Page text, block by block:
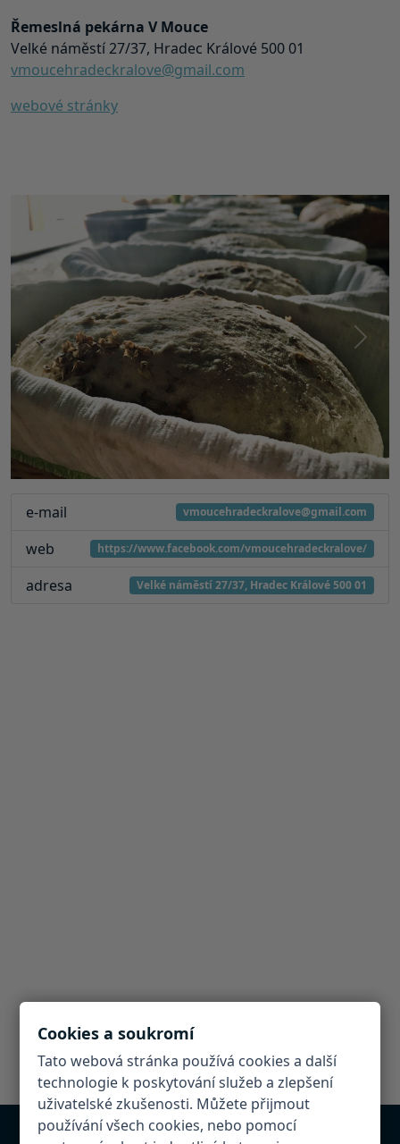
Řemeslná pekárna V Mouce
Velké náměstí 27/37, Hradec Králové 500 01
vmoucehradeckralove@gmail.com
webové stránky
Předchozí Další
e-mail vmoucehradeckralove@gmail.com
web https://www.facebook.com/vmoucehradeckralove/
adresa Velké náměstí 27/37, Hradec Králové 500 01
Cookies a soukromí
Tato webová stránka používá cookies a další
technologie k poskytování služeb a zlepšení
uživatelské zkušenosti. Můžete přijmout
používání všech cookies, nebo pomocí